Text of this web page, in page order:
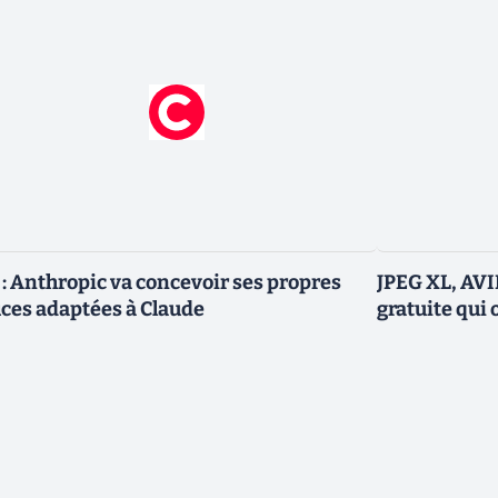
Anthropic va concevoir ses propres
adaptées à Claude
JPEG XL,
gratuite qui